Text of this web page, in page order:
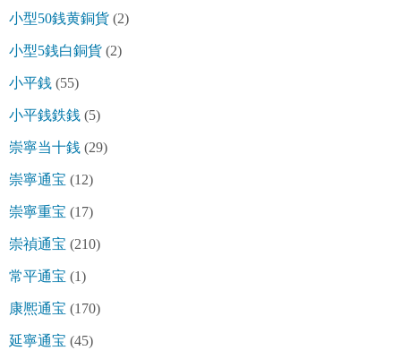
小型50銭黄銅貨 (2)
小型5銭白銅貨 (2)
小平銭 (55)
小平銭鉄銭 (5)
崇寧当十銭 (29)
崇寧通宝 (12)
崇寧重宝 (17)
崇禎通宝 (210)
常平通宝 (1)
康熈通宝 (170)
延寧通宝 (45)